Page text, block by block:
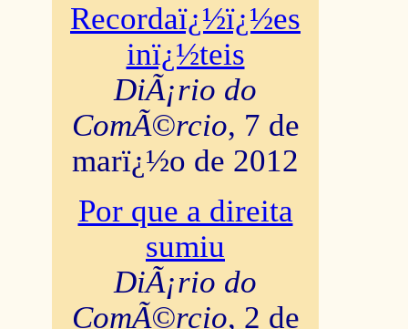
Recordaï¿½ï¿½es
inï¿½teis
DiÃ¡rio do
ComÃ©rcio, 7 de
marï¿½o de 2012
Por que a direita
sumiu
DiÃ¡rio do
ComÃ©rcio, 2 de